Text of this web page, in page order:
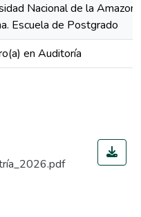
Nacional de la
Escuela de Postgrado
en Auditoría